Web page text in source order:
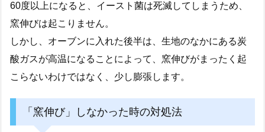
60度以上になると、イースト菌は死滅してしまうため、
窯伸びは起こりません。
しかし、オーブンに入れた後半は、生地のなかにある炭
酸ガスが高温になることによって、窯伸びがまったく起
こらないわけではなく、少し膨張します。
「窯伸び」しなかった時の対処法